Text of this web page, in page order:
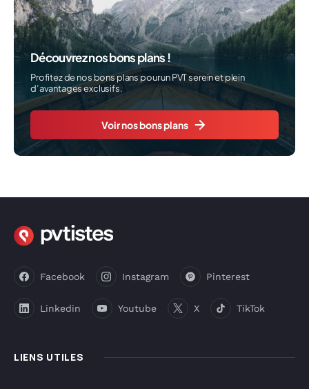
Découvrez nos bons plans !
Profitez de nos bons plans pour un PVT serein et plein
d’avantages exclusifs.
Voir nos bons plans
LIENS UTILES
Facebook Instagram Pinterest
Linkedin Youtube X TikTok